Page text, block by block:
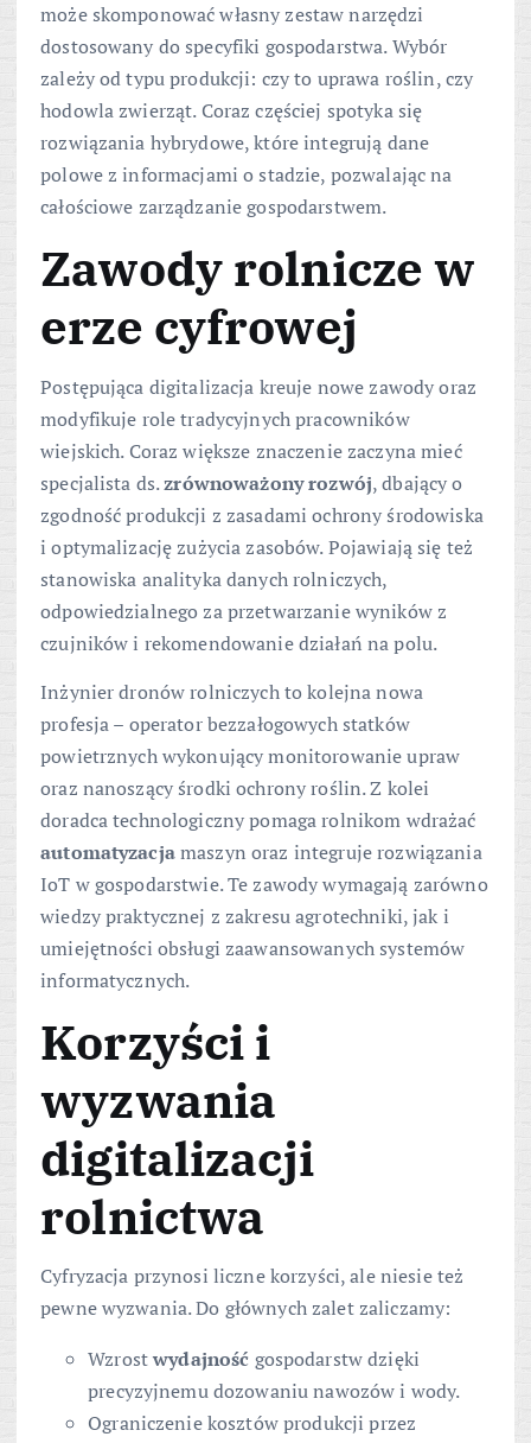
może skomponować własny zestaw narzędzi
dostosowany do specyfiki gospodarstwa. Wybór
zależy od typu produkcji: czy to uprawa roślin, czy
hodowla zwierząt. Coraz częściej spotyka się
rozwiązania hybrydowe, które integrują dane
polowe z informacjami o stadzie, pozwalając na
całościowe zarządzanie gospodarstwem.
Zawody rolnicze w
erze cyfrowej
Postępująca digitalizacja kreuje nowe zawody oraz
modyfikuje role tradycyjnych pracowników
wiejskich. Coraz większe znaczenie zaczyna mieć
specjalista ds.zrównoważony rozwój, dbający o
zgodność produkcji z zasadami ochrony środowiska
i optymalizację zużycia zasobów. Pojawiają się też
stanowiska analityka danych rolniczych,
odpowiedzialnego za przetwarzanie wyników z
czujników i rekomendowanie działań na polu.
Inżynier dronów rolniczych to kolejna nowa
profesja – operator bezzałogowych statków
powietrznych wykonujący monitorowanie upraw
oraz nanoszący środki ochrony roślin. Z kolei
doradca technologiczny pomaga rolnikom wdrażać
automatyzacjamaszyn oraz integruje rozwiązania
IoT w gospodarstwie. Te zawody wymagają zarówno
wiedzy praktycznej z zakresu agrotechniki, jak i
umiejętności obsługi zaawansowanych systemów
informatycznych.
Korzyści i
wyzwania
digitalizacji
rolnictwa
Cyfryzacja przynosi liczne korzyści, ale niesie też
pewne wyzwania. Do głównych zalet zaliczamy:
Wzrostwydajność gospodarstw dzięki
precyzyjnemu dozowaniu nawozów i wody.
Ograniczenie kosztów produkcji przez